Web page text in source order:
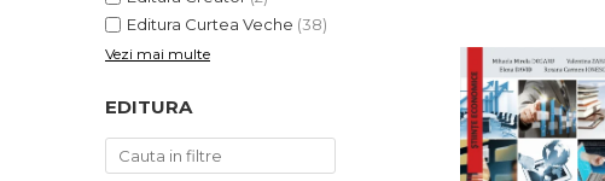
Editura Curtea Veche (38)
Vezi mai multe
EDITURA